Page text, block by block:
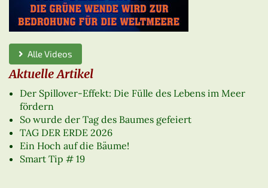
Alle Videos
Aktuelle Artikel
Der Spillover-Effekt: Die Fülle des Lebens im Meer
fördern
So wurde der Tag des Baumes gefeiert
TAG DER ERDE 2026
Ein Hoch auf die Bäume!
Smart Tip # 19